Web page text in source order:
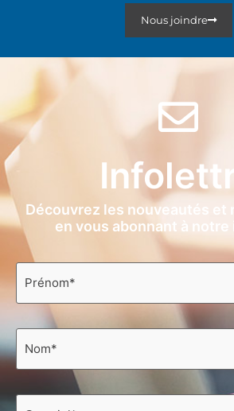
Nous joindre
Découvrez les nouveautés et
en vous abonnant à
Prénom
Nom
Courriel